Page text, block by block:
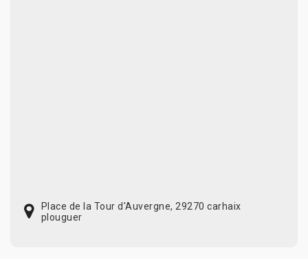
Place de la Tour d'Auvergne, 29270 carhaix
plouguer